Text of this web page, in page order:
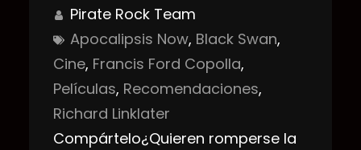
Pirate Rock Team
Apocalipsis Now, Black Swan
Cine, Francis Ford Copolla
Películas, Recomendaciones
Richard Linklater
Compártelo¿Quieren romperse la